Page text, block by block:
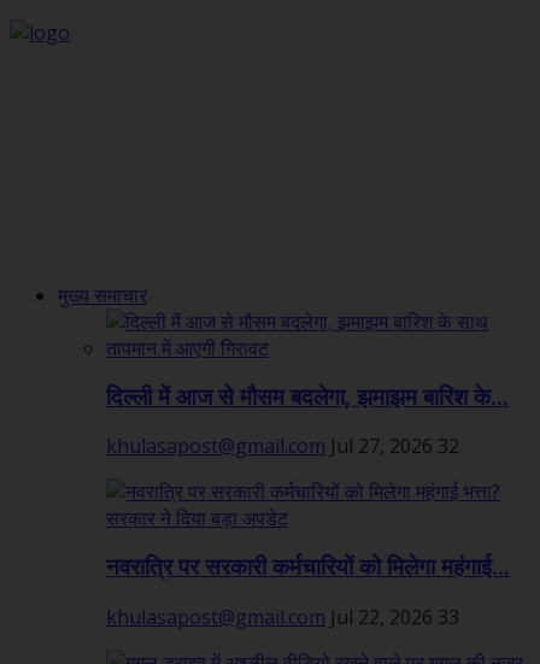
मुख्य समाचार
दिल्ली में आज से मौसम बदलेगा, झमाझम बारिश के...
khulasapost@gmail.com Jul 27, 2026 32
नवरात्रि पर सरकारी कर्मचारियों को मिलेगा महंगाई...
khulasapost@gmail.com Jul 22, 2026 33